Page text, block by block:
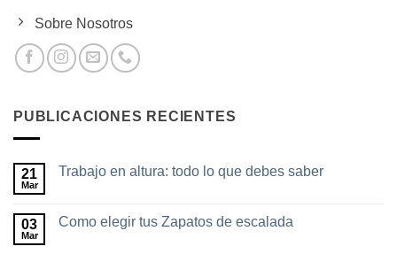
Sobre Nosotros
PUBLICACIONES RECIENTES
21
Mar
Trabajo en altura: todo lo que debes saber
en
03
Mar
Como elegir tus Zapatos de escalada